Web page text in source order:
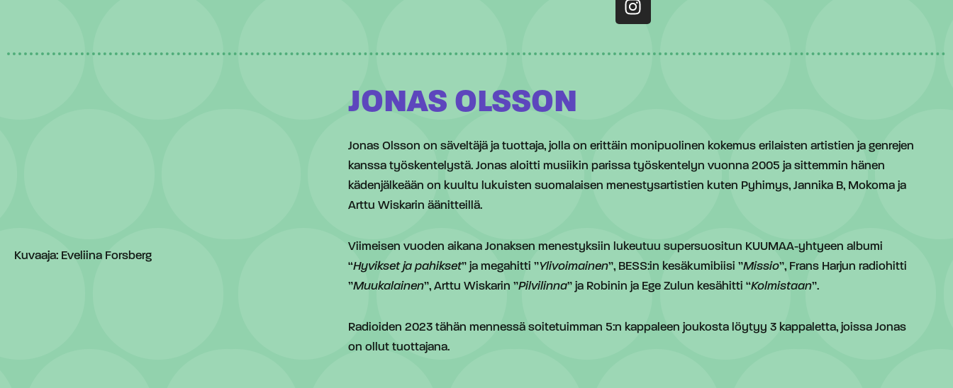
Kuvaaja: Eveliina Forsberg
JONAS OLSSON
Jonas Olsson on säveltäjä ja tuottaja, jolla on erittäin monipuolinen kokemus erilaisten artistien ja genrejen
kanssa työskentelystä. Jonas aloitti musiikin parissa työskentelyn vuonna 2005 ja sittemmin hänen
kädenjälkeään on kuultu lukuisten suomalaisen menestysartistien kuten Pyhimys, Jannika B, Mokoma ja
Arttu Wiskarin äänitteillä.
Viimeisen vuoden aikana Jonaksen menestyksiin lukeutuu supersuositun KUUMAA-yhtyeen albumi
“Hyvikset ja pahikset” ja megahitti ”Ylivoimainen”, BESS:in kesäkumibiisi ”Missio”, Frans Harjun radiohitti
”Muukalainen”, Arttu Wiskarin ”Pilvilinna” ja Robinin ja Ege Zulun kesähitti “Kolmistaan”.
Radioiden 2023 tähän mennessä soitetuimman 5:n kappaleen joukosta löytyy 3 kappaletta, joissa Jonas
on ollut tuottajana.